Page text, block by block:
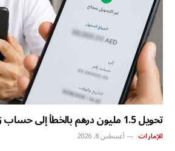
تحويل 1.5 مليون درهم بالخطأ إلى حساب زوجة المدير
الإمارات أغسطس 8, 2026